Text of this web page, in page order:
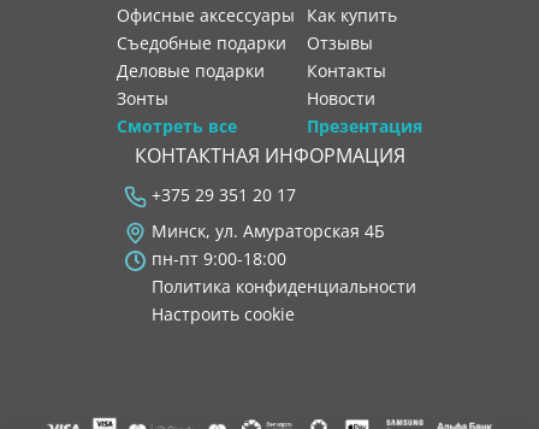
Офисные аксессуары
Съедобные подарки
Деловые подарки
Зонты
Смотреть все
как купить
отзывы
контакты
новости
Презентация
КОНТАКТНАЯ ИНФОРМАЦИЯ
+375 29 351 20 17
Минск, ул. Амураторская 4Б
пн-пт 9:00-18:00
Политика конфиденциальности
Настроить cookie